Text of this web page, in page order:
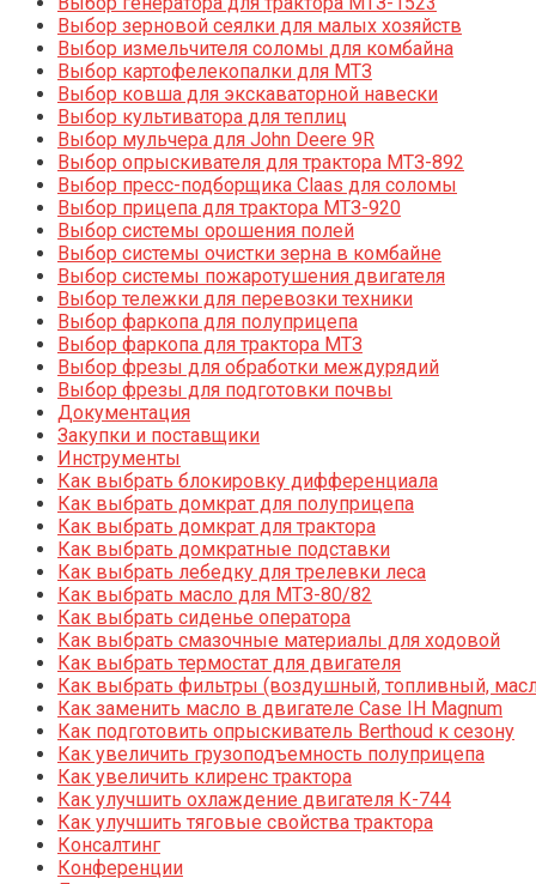
Выбор зерновой сеялки для малых хозяйств
Выбор измельчителя соломы для комбайна
Выбор картофелекопалки для МТЗ
Выбор ковша для экскаваторной навески
Выбор культиватора для теплиц
Выбор мульчера для John Deere 9R
Выбор опрыскивателя для трактора МТЗ-892
Выбор пресс-подборщика Claas для соломы
Выбор прицепа для трактора МТЗ-920
Выбор системы орошения полей
Выбор системы очистки зерна в комбайне
Выбор системы пожаротушения двигателя
Выбор тележки для перевозки техники
Выбор фаркопа для полуприцепа
Выбор фаркопа для трактора МТЗ
Выбор фрезы для обработки междурядий
Выбор фрезы для подготовки почвы
Документация
Закупки и поставщики
Инструменты
Как выбрать блокировку дифференциала
Как выбрать домкрат для полуприцепа
Как выбрать домкрат для трактора
Как выбрать домкратные подставки
Как выбрать лебедку для трелевки леса
Как выбрать масло для МТЗ-80/82
Как выбрать сиденье оператора
Как выбрать смазочные материалы для ходовой
Как выбрать термостат для двигателя
Как выбрать фильтры (воздушный, топливный,
Как заменить масло в двигателе Case IH Magnum
Как подготовить опрыскиватель Berthoud к сезону
Как увеличить грузоподъемность полуприцепа
Как увеличить клиренс трактора
Как улучшить охлаждение двигателя К-744
Как улучшить тяговые свойства трактора
Консалтинг
Конференции